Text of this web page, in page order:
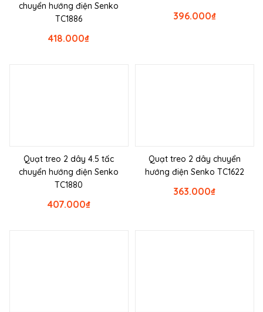
chuyển hướng điện Senko
TC1886
₫
418.000
₫
396.000
Quạt treo 2 dây 4.5 tấc
chuyển hướng điện Senko
TC1880
₫
407.000
Quạt treo 2 dây chuyển
hướng điện Senko TC1622
₫
363.000